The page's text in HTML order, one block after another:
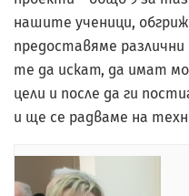
нашите ученици,
предоставяме
те да искат, да имат
цели и после да ги
и ще се радваме на